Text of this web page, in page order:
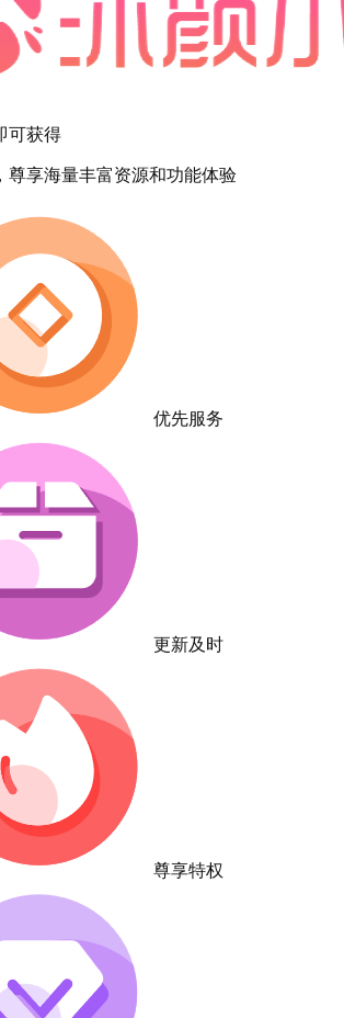
可获得
尊享海量丰富资源和功能体验
优先服务
更新及时
尊享特权